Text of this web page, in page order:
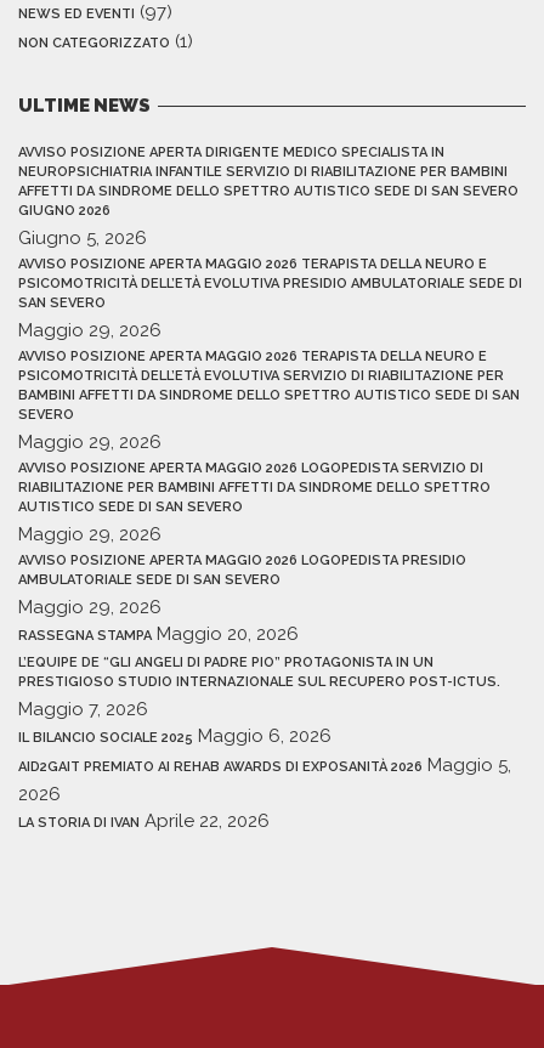
NEWS ED EVENTI (97)
NON CATEGORIZZATO (1)
ULTIME NEWS
AVVISO POSIZIONE APERTA DIRIGENTE MEDICO SPECIALISTA IN
NEUROPSICHIATRIA INFANTILE SERVIZIO DI RIABILITAZIONE PER BAMBINI
AFFETTI DA SINDROME DELLO SPETTRO AUTISTICO SEDE DI SAN SEVERO
GIUGNO 2026
Giugno 5, 2026
AVVISO POSIZIONE APERTA MAGGIO 2026 TERAPISTA DELLA NEURO E
PSICOMOTRICITÀ DELL’ETÀ EVOLUTIVA PRESIDIO AMBULATORIALE SEDE DI
SAN SEVERO
Maggio 29, 2026
AVVISO POSIZIONE APERTA MAGGIO 2026 TERAPISTA DELLA NEURO E
PSICOMOTRICITÀ DELL’ETÀ EVOLUTIVA SERVIZIO DI RIABILITAZIONE PER
BAMBINI AFFETTI DA SINDROME DELLO SPETTRO AUTISTICO SEDE DI SAN
SEVERO
Maggio 29, 2026
AVVISO POSIZIONE APERTA MAGGIO 2026 LOGOPEDISTA SERVIZIO DI
RIABILITAZIONE PER BAMBINI AFFETTI DA SINDROME DELLO SPETTRO
AUTISTICO SEDE DI SAN SEVERO
Maggio 29, 2026
AVVISO POSIZIONE APERTA MAGGIO 2026 LOGOPEDISTA PRESIDIO
AMBULATORIALE SEDE DI SAN SEVERO
Maggio 29, 2026
RASSEGNA STAMPA Maggio 20, 2026
L’EQUIPE DE “GLI ANGELI DI PADRE PIO” PROTAGONISTA IN UN
PRESTIGIOSO STUDIO INTERNAZIONALE SUL RECUPERO POST-ICTUS.
Maggio 7, 2026
IL BILANCIO SOCIALE 2025 Maggio 6, 2026
AID2GAIT PREMIATO AI REHAB AWARDS DI EXPOSANITÀ 2026 Maggio 5,
2026
LA STORIA DI IVAN Aprile 22, 2026